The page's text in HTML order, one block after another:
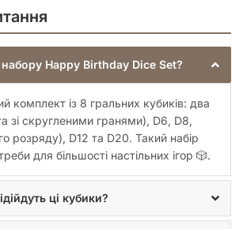
Happy Birthday Dice Set?
комплект із 8 гральних кубиків: два
зі скругленими гранями), D6, D8,
розряду), D12 та D20. Такий набір
для більшості настільних ігор 🎲.
ці кубики?